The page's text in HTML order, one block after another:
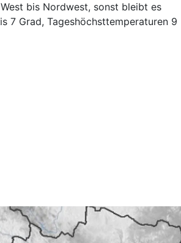
bis Nordwest, sonst bleibt es
7 Grad, Tageshöchsttemperaturen 9